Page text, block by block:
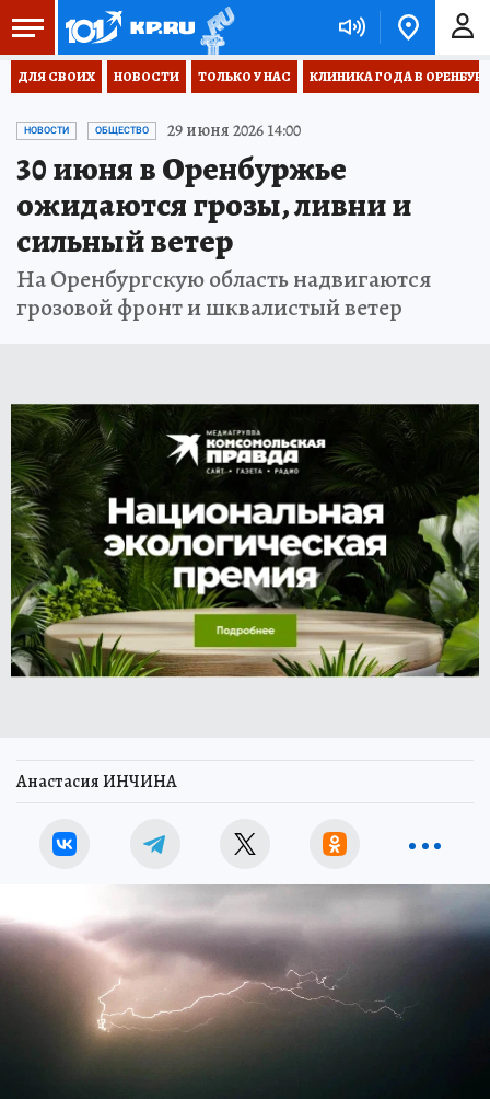
ДЛЯ СВОИХ НОВОСТИ ТОЛЬКО У НАС КЛИНИКА ГОДА В
НОВОСТИ ОБЩЕСТВО 29 июня 2026 14:00
30 июня в Оренбуржье
ожидаются грозы, ливни и
сильный ветер
На Оренбургскую область надвигаются
грозовой фронт и шквалистый ветер
Анастасия ИНЧИНА